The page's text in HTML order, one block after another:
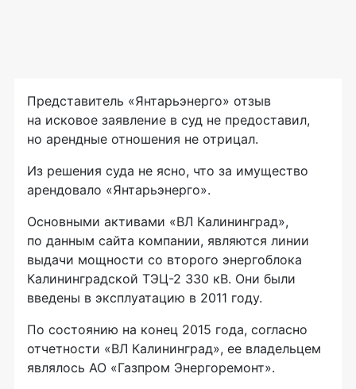
Представитель «Янтарьэнерго» отзыв
на исковое заявление в суд не предоставил,
но арендные отношения не отрицал.
Из решения суда не ясно, что за имущество
арендовало «Янтарьэнерго».
Основными активами «ВЛ Калининград»,
по данным сайта компании, являются линии
выдачи мощности со второго энергоблока
Калининградской ТЭЦ-2 330 кВ. Они были
введены в эксплуатацию в 2011 году.
По состоянию на конец 2015 года, согласно
отчетности «ВЛ Калининград», ее владельцем
являлось АО «Газпром Энергоремонт».